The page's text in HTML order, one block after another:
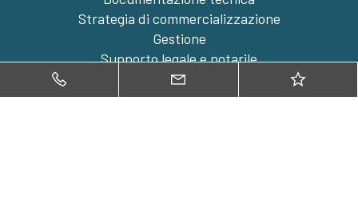
Strategia di commercializzazione
Gestione
Supporto legale e notarile
Foto e video professionali